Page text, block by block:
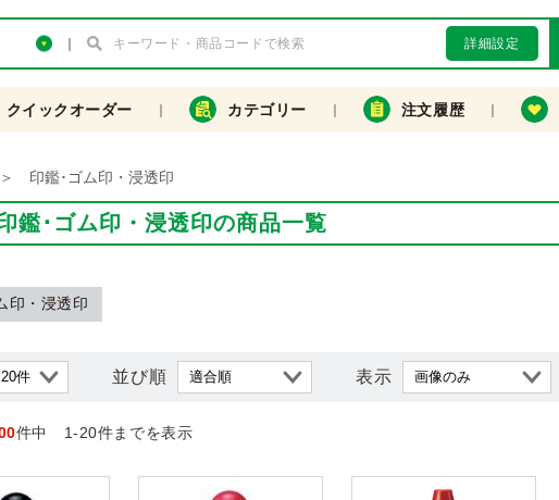
詳細設定
クイックオーダー カテゴリー 注文履歴
＞ 印鑑･ゴム印・浸透印
鑑･ゴム印・浸透印の商品一覧
印・浸透印
並び順 表示
件中 1-20件までを表示